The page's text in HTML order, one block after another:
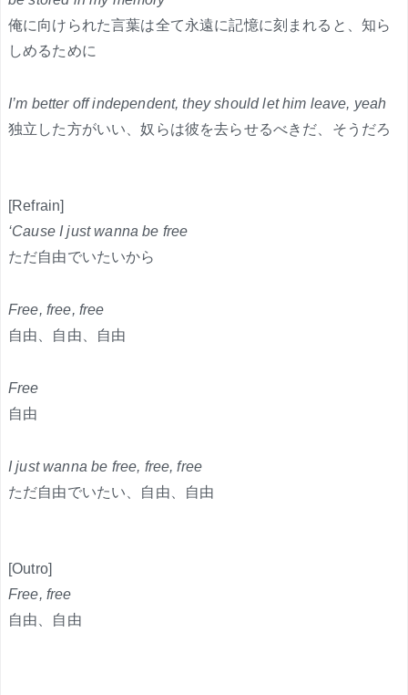
俺に向けられた言葉は全て永遠に記憶に刻まれると、知ら
しめるために
I’m better off independent, they should let him leave, yeah
独立した方がいい、奴らは彼を去らせるべきだ、そうだろ
[Refrain]
‘Cause I just wanna be free
ただ自由でいたいから
Free, free, free
自由、自由、自由
Free
自由
I just wanna be free, free, free
ただ自由でいたい、自由、自由
[Outro]
Free, free
自由、自由